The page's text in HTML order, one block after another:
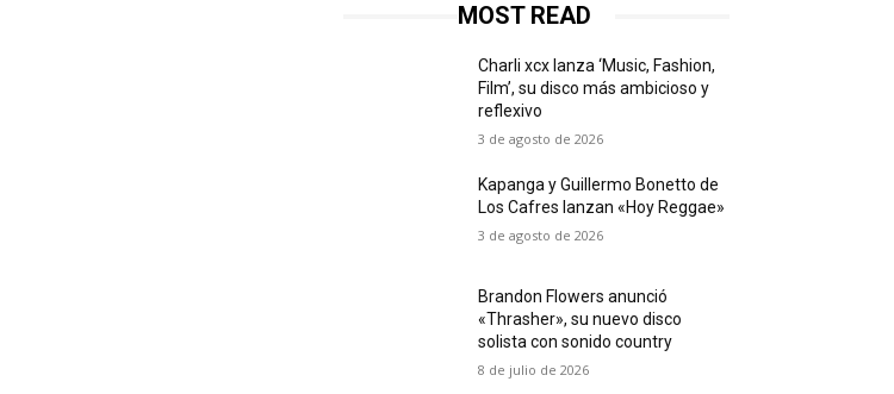
MOST READ
Charli xcx lanza ‘Music, Fashion,
Film’, su disco más ambicioso y
reflexivo
3 de agosto de 2026
Kapanga y Guillermo Bonetto de
Los Cafres lanzan «Hoy Reggae»
3 de agosto de 2026
Brandon Flowers anunció
«Thrasher», su nuevo disco
solista con sonido country
8 de julio de 2026